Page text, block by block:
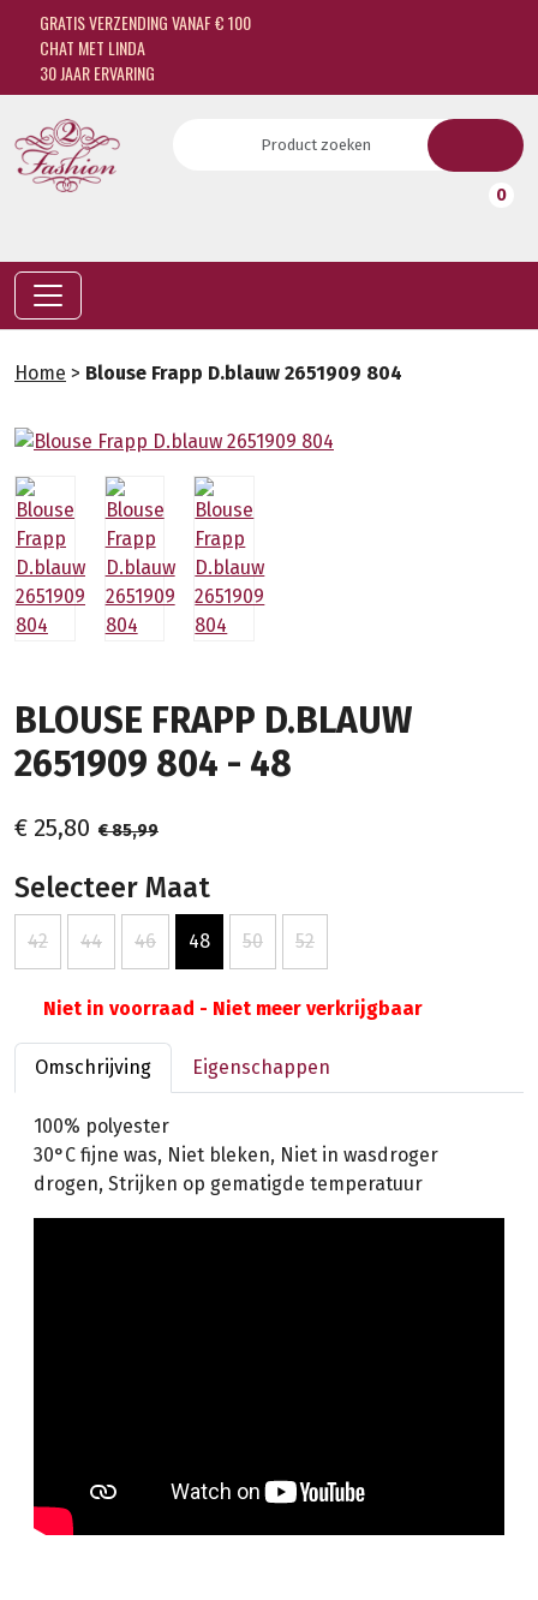
GRATIS VERZENDING VANAF € 100
CHAT MET LINDA
30 JAAR ERVARING
0
Home > Blouse Frapp D.blauw 2651909 804
BLOUSE FRAPP D.BLAUW
2651909 804 - 48
€ 25,80 € 85,99
Selecteer Maat
42 44 46 48 50 52
Niet in voorraad - Niet meer verkrijgbaar
Omschrijving Eigenschappen
100% polyester
30°C fijne was, Niet bleken, Niet in wasdroger
drogen, Strijken op gematigde temperatuur